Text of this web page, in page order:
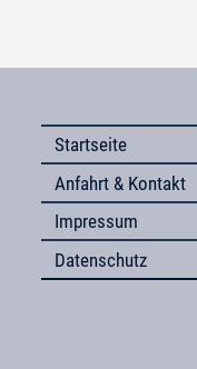
Startseite
Anfahrt & Kontakt
Impressum
Datenschutz